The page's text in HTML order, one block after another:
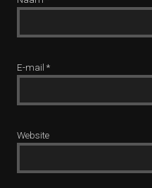
E-mail *
Website